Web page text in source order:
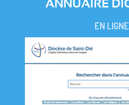
ANNUAIRE
EN LIGNE